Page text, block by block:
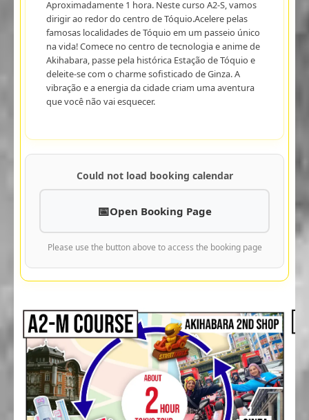
Aproximadamente 1 hora. Neste curso A2-S, vamos
dirigir ao redor do centro de Tóquio.Acelere pelas
famosas localidades de Tóquio em um passeio único
na vida! Comece no centro de tecnologia e anime de
Akihabara, passe pela histórica Estação de Tóquio e
deleite-se com o charme sofisticado de Ginza. A
vibração e a energia da cidade criam uma aventura
que você não vai esquecer.
Could not load booking calendar
Open Booking Page
Please use the button above to access the booking page